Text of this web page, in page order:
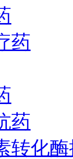
药
药
转化